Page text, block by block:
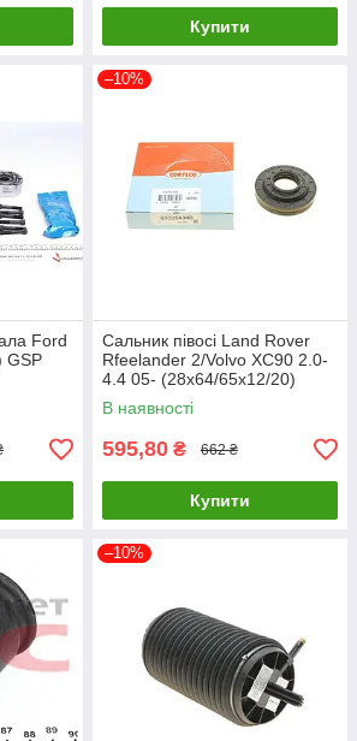
Купити
Ford
GSP
–10%
Сальник півосі Land Rover
Rfeelander 2/Volvo XC90 2.0-
4.4 05- (28x64/65x12/20)
CORTECO 01035434B UA61
В наявності
595,80 ₴ 662 ₴
Купити
–10%